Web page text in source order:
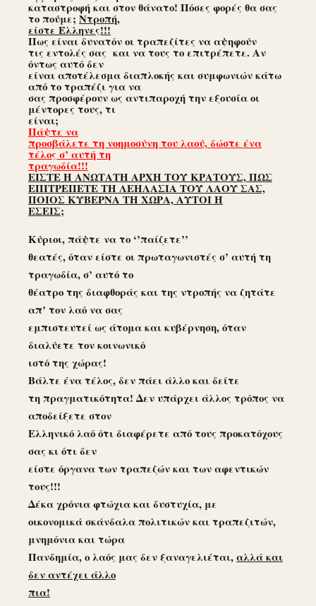
καταστροφή και στον θάνατο! Πόσες φορές θα σας
το πούμε; Ντροπή,
είστε Έλληνες!!!
Πως είναι δυνατόν οι τραπεζίτες να αψηφούν
τις εντολές σας και να τους το επιτρέπετε. Αν
όντως αυτό δεν
είναι αποτέλεσμα διαπλοκής και συμφωνιών κάτω
από το τραπέζι για να
σας προσφέρουν ως αντιπαροχή την εξουσία οι
μέντορες τους, τι
είναι;
Πάψτε να
προσβάλετε τη νοημοσύνη του λαού, δώστε ένα
τέλος σ’ αυτή τη
τραγωδία!!!
ΕΙΣΤΕ Η ΑΝΩΤΑΤΗ ΑΡΧΗ ΤΟΥ ΚΡΑΤΟΥΣ, ΠΩΣ
ΕΠΙΤΡΕΠΕΤΕ ΤΗ ΛΕΗΛΑΣΙΑ ΤΟΥ ΛΑΟΥ ΣΑΣ,
ΠΟΙΟΣ ΚΥΒΕΡΝΑ ΤΗ ΧΩΡΑ, ΑΥΤΟΙ Ή
ΕΣΕΙΣ;
Κύριοι, πάψτε να το ‘’παίζετε’’
θεατές, όταν είστε οι πρωταγωνιστές σ’ αυτή τη
τραγωδία, σ’ αυτό το
θέατρο της διαφθοράς και της ντροπής να ζητάτε
απ’ τον λαό να σας
εμπιστευτεί ως άτομα και κυβέρνηση, όταν
διαλύετε τον κοινωνικό
ιστό της χώρας!
Βάλτε ένα τέλος, δεν πάει άλλο και δείτε
τη πραγματικότητα! Δεν υπάρχει άλλος τρόπος να
αποδείξετε στον
Ελληνικό λαό ότι διαφέρετε από τους προκατόχους
σας κι ότι δεν
είστε όργανα των τραπεζών και των αφεντικών
τους!!!
Δέκα χρόνια φτώχια και δυστυχία, με
οικονομικά σκάνδαλα πολιτικών και τραπεζιτών,
μνημόνια και τώρα
Πανδημία, ο λαός μας δεν ξαναγελιέται,αλλά και
δεν αντέχει άλλο
πια!